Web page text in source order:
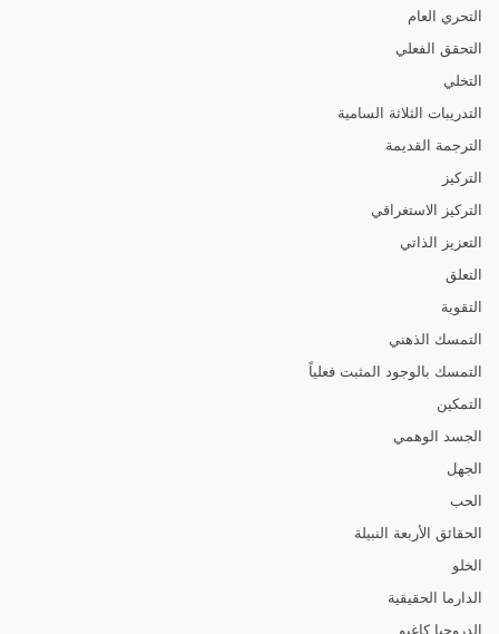
التحري العام
التحقق الفعلي
التخلي
التدريبات الثلاثة السامية
الترجمة القديمة
التركيز
التركيز الاستغراقي
التعزيز الذاتي
التعلق
التقوية
التمسك الذهني
التمسك بالوجود المثبت فعلياً
التمكين
الجسد الوهمي
الجهل
الحب
الحقائق الأربعة النبيلة
الخلو
الدارما الحقيقية
الدروجبا كاغيو